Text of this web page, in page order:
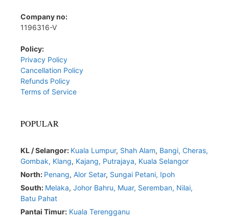
Company no:
1196316-V
Policy:
Privacy Policy
Cancellation Policy
Refunds Policy
Terms of Service
POPULAR
KL / Selangor: Kuala Lumpur, Shah Alam, Bangi, Cheras,
Gombak, Klang, Kajang, Putrajaya, Kuala Selangor
North: Penang, Alor Setar, Sungai Petani, Ipoh
South: Melaka, Johor Bahru, Muar, Seremban, Nilai,
Batu Pahat
Pantai Timur: Kuala Terengganu